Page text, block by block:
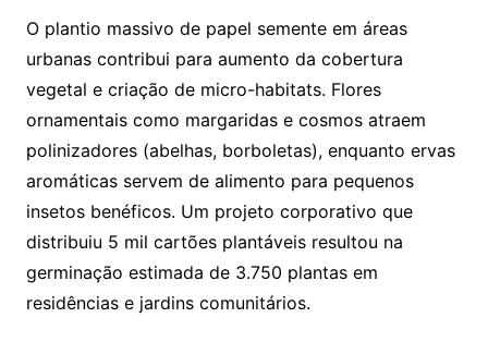
O plantio massivo de papel semente em áreas
urbanas contribui para aumento da cobertura
vegetal e criação de micro-habitats. Flores
ornamentais como margaridas e cosmos atraem
polinizadores (abelhas, borboletas), enquanto ervas
aromáticas servem de alimento para pequenos
insetos benéficos. Um projeto corporativo que
distribuiu 5 mil cartões plantáveis resultou na
germinação estimada de 3.750 plantas em
residências e jardins comunitários.